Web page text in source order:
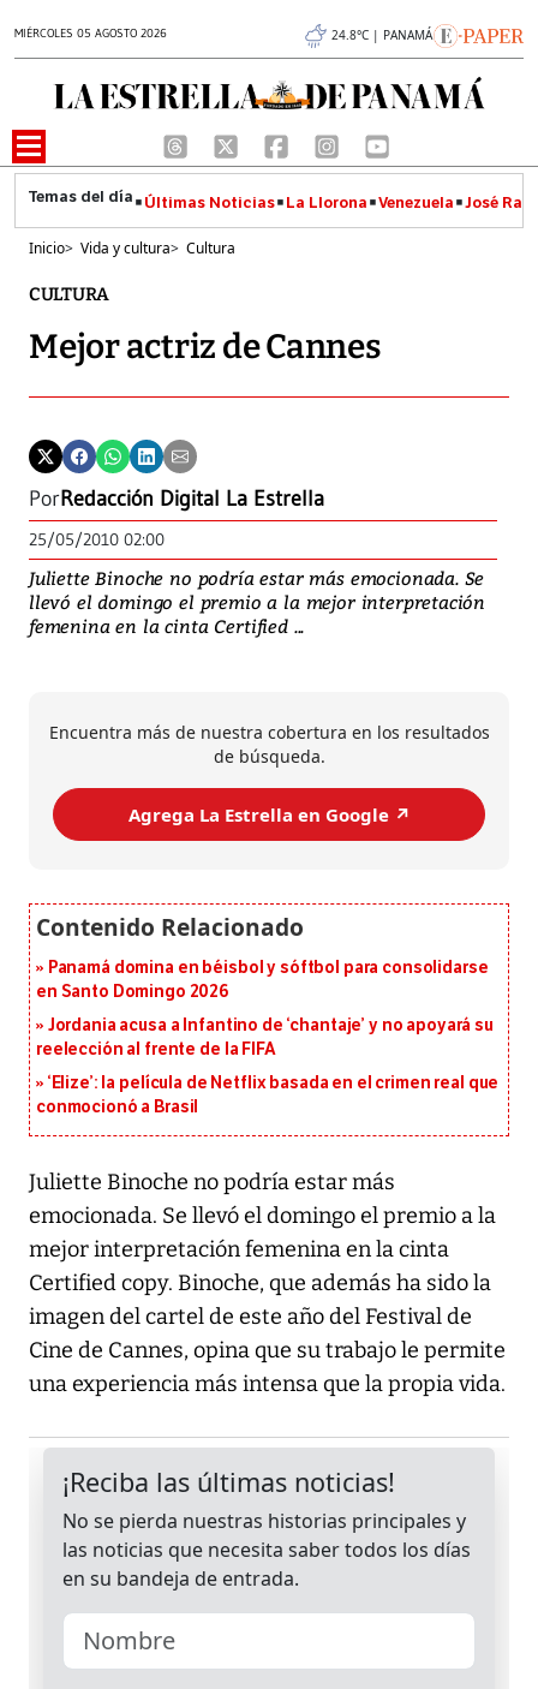
MIÉRCOLES 05 AGOSTO 2026 24.8°C | PANAMÁ
Últimas Noticias La Llorona Venezuela José
Inicio> Vida y cultura> Cultura
CULTURA
Mejor actriz de Cannes
PorRedacción Digital La Estrella
25/05/2010 02:00
Juliette Binoche no podría estar más emocionada. Se
llevó el domingo el premio a la mejor interpretación
femenina en la cinta Certified ...
Encuentra más de nuestra cobertura en los resultados
de búsqueda.
Agrega La Estrella en Google ↗️
Panamá domina en béisbol y sóftbol para consolidarse
en Santo Domingo 2026
Jordania acusa a Infantino de ‘chantaje’ y no apoyará su
reelección al frente de la FIFA
‘Elize’: la película de Netflix basada en el crimen real que
conmocionó a Brasil
Juliette Binoche no podría estar más
emocionada. Se llevó el domingo el premio a la
mejor interpretación femenina en la cinta
Certified copy. Binoche, que además ha sido la
imagen del cartel de este año del Festival de
Cine de Cannes, opina que su trabajo le permite
una experiencia más intensa que la propia vida.